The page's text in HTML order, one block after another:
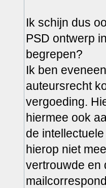
Ik schijn dus
PSD ontwerp
begrepen?
Ik ben
auteursrecht
vergoeding.
hiermee ook
de
hierop niet
vertrouwde en